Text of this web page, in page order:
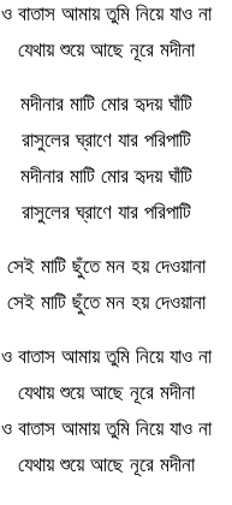
ও বাতাস আমায় তুমি নিয়ে যাও না
যেথায় শুয়ে আছে নূরে মদীনা
মদীনার মাটি মোর হৃদয় ঘাঁটি
রাসুলের ঘ্রাণে যার পরিপাটি
মদীনার মাটি মোর হৃদয় ঘাঁটি
রাসুলের ঘ্রাণে যার পরিপাটি
সেই মাটি ছুঁতে মন হয় দেওয়ানা
সেই মাটি ছুঁতে মন হয় দেওয়ানা
ও বাতাস আমায় তুমি নিয়ে যাও না
যেথায় শুয়ে আছে নূরে মদীনা
ও বাতাস আমায় তুমি নিয়ে যাও না
যেথায় শুয়ে আছে নূরে মদীনা